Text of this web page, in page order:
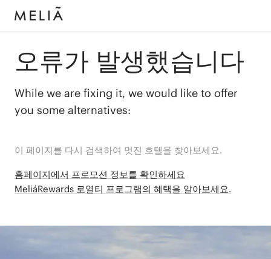
오류가 발생했습니다
While we are fixing it, we would like to offer
you some alternatives:
이 페이지를 다시 검색하여 멋진 호텔을 찾아보세요.
홈페이지에서 프로모션 정보를 확인하세요
MeliáRewards 로열티 프로그램의 혜택을 알아보세요.